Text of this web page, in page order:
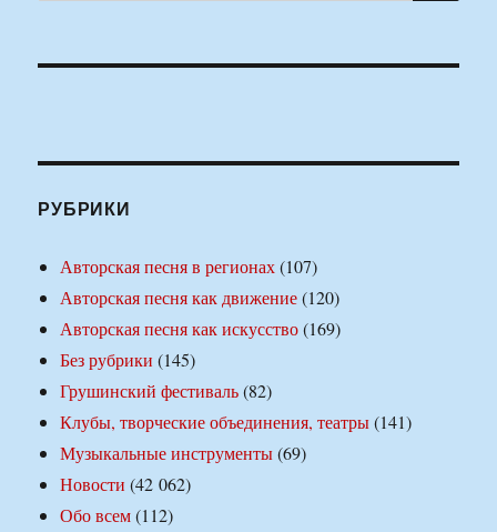
РУБРИКИ
Авторская песня в регионах(107)
Авторская песня как движение(120)
Авторская песня как искусство(169)
Без рубрики (145)
Грушинский фестиваль(82)
Клубы, творческие объединения, театры(141)
Музыкальные инструменты(69)
Новости (42 062)
Обо всем(112)